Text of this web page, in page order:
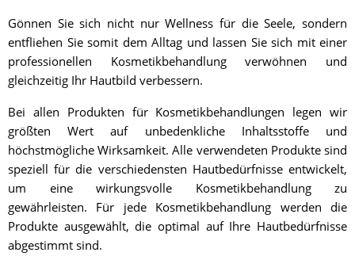
Gönnen Sie sich nicht nur Wellness für die Seele, sondern
entfliehen Sie somit dem Alltag und lassen Sie sich mit einer
professionellen Kosmetikbehandlung verwöhnen und
gleichzeitig Ihr Hautbild verbessern.
Bei allen Produkten für Kosmetikbehandlungen legen wir
größten Wert auf unbedenkliche Inhaltsstoffe und
höchstmögliche Wirksamkeit. Alle verwendeten Produkte sind
speziell für die verschiedensten Hautbedürfnisse entwickelt,
um eine wirkungsvolle Kosmetikbehandlung zu
gewährleisten. Für jede Kosmetikbehandlung werden die
Produkte ausgewählt, die optimal auf Ihre Hautbedürfnisse
abgestimmt sind.